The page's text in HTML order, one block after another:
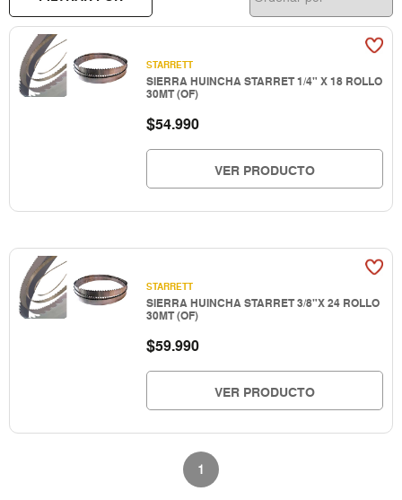
STARRETT
SIERRA HUINCHA STARRET 1/4" X 18 ROLLO
30MT (OF)
$54.990
VER PRODUCTO
STARRETT
SIERRA HUINCHA STARRET 3/8"X 24 ROLLO
30MT (OF)
$59.990
VER PRODUCTO
1